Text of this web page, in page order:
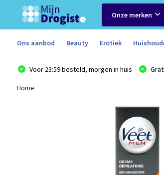
Onze merken
Ons aanbod Beauty Erotiek
Voor 23:59 besteld, morgen in huis
Home